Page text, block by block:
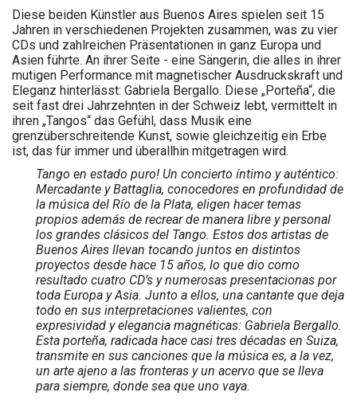
Diese beiden Künstler aus Buenos Aires spielen seit 15
Jahren in verschiedenen Projekten zusammen, was zu vier
CDs und zahlreichen Präsentationen in ganz Europa und
Asien führte. An ihrer Seite - eine Sängerin, die alles in ihrer
mutigen Performance mit magnetischer Ausdruckskraft und
Eleganz hinterlässt: Gabriela Bergallo. Diese „Porteña“, die
seit fast drei Jahrzehnten in der Schweiz lebt, vermittelt in
ihren „Tangos“ das Gefühl, dass Musik eine
grenzüberschreitende Kunst, sowie gleichzeitig ein Erbe
ist, das für immer und überallhin mitgetragen wird.
Tango en estado puro! Un concierto íntimo y auténtico:
Mercadante y Battaglia, conocedores en profundidad de
la música del Río de la Plata, eligen hacer temas
propios además de recrear de manera libre y personal
los grandes clásicos del Tango. Estos dos artistas de
Buenos Aires llevan tocando juntos en distintos
proyectos desde hace 15 años, lo que dio como
resultado cuatro CD’s y numerosas presentacionas por
toda Europa y Asia. Junto a ellos, una cantante que deja
todo en sus interpretaciones valientes, con
expresividad y elegancia magnéticas: Gabriela Bergallo.
Esta porteña, radicada hace casi tres décadas en Suiza,
transmite en sus canciones que la música es, a la vez,
un arte ajeno a las fronteras y un acervo que se lleva
para siempre, donde sea que uno vaya.